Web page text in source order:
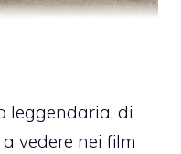
leggendaria, di
vedere nei film